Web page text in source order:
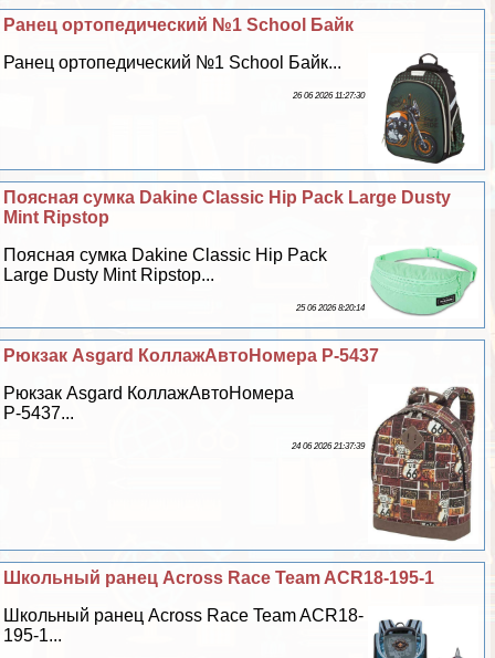
Ранец ортопедический №1 School Байк
Ранец ортопедический №1 School Байк...
26 06 2026 11:27:30
Поясная сумка Dakine Classic Hip Pack Large Dusty
Mint Ripstop
Поясная сумка Dakine Classic Hip Pack
Large Dusty Mint Ripstop...
25 06 2026 8:20:14
Рюкзак Asgard КоллажАвтоНомера Р-5437
Рюкзак Asgard КоллажАвтоНомера
Р-5437...
24 06 2026 21:37:39
Школьный ранец Across Race Team ACR18-195-1
Школьный ранец Across Race Team ACR18-
195-1...